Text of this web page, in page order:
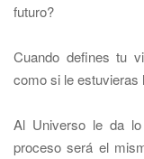
futuro?
Cuando defines tu
como si le estuvieras
Al Universo le da
proceso será el